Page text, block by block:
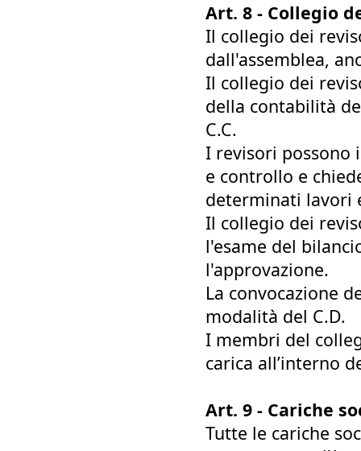
Art. 8 - Collegio
Il collegio dei
dall'assemblea,
Il collegio dei
della contabilità
C.C.
I revisori possono
e controllo e
determinati lavori
Il collegio dei
l'esame del
l'approvazione.
La convocazione
modalità del C.D.
I membri del
carica all’interno
Art. 9 - Cariche
Tutte le cariche